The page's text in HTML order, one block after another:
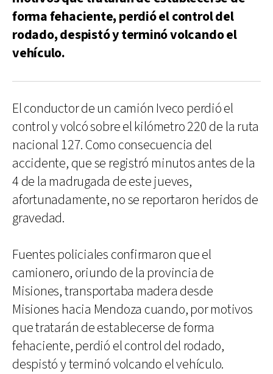
forma fehaciente, perdió el control del
rodado, despistó y terminó volcando el
vehículo.
El conductor de un camión Iveco perdió el
control y volcó sobre el kilómetro 220 de la ruta
nacional 127. Como consecuencia del
accidente, que se registró minutos antes de la
4 de la madrugada de este jueves,
afortunadamente, no se reportaron heridos de
gravedad.
Fuentes policiales confirmaron que el
camionero, oriundo de la provincia de
Misiones, transportaba madera desde
Misiones hacia Mendoza cuando, por motivos
que tratarán de establecerse de forma
fehaciente, perdió el control del rodado,
despistó y terminó volcando el vehículo.